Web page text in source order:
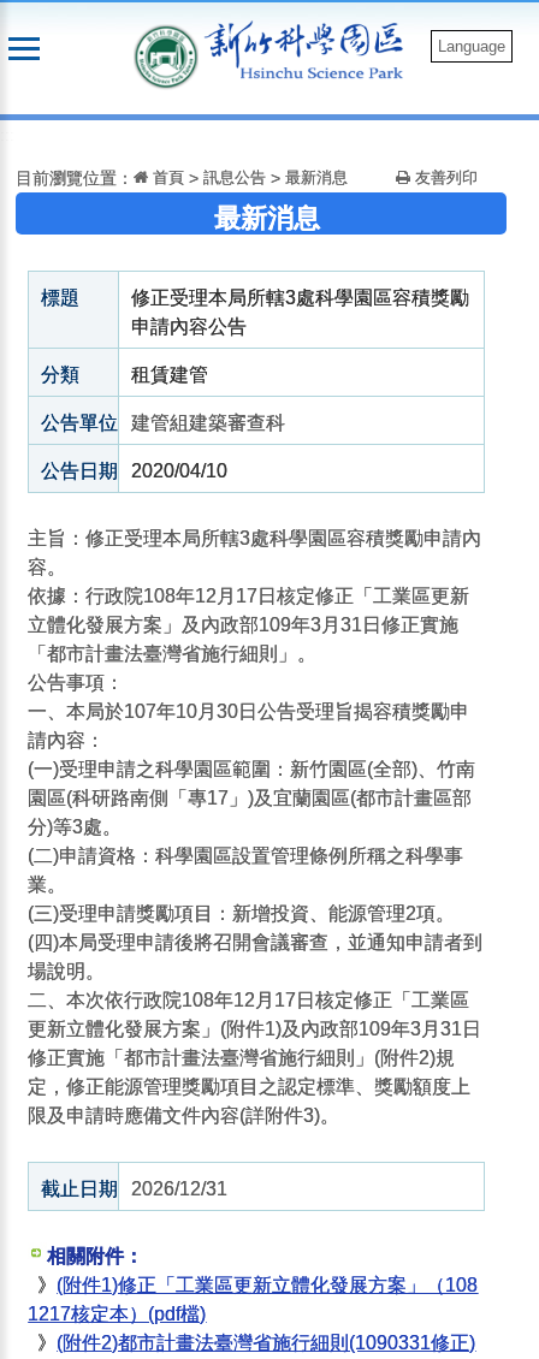
到
Language
目前瀏覽位置： 首頁 >訊息公告 >最新消息 友善列印
最新消息
標題
修正受理本局所轄3處科學園區容積獎勵
申請內容公告
分類 租賃建管
公告單位 建管組建築審查科
公告日期 2020/04/10
主旨：修正受理本局所轄3處科學園區容積獎勵申請內
容。
依據：行政院108年12月17日核定修正「工業區更新
立體化發展方案」及內政部109年3月31日修正實施
「都市計畫法臺灣省施行細則」。
公告事項：
一、本局於107年10月30日公告受理旨揭容積獎勵申
請內容：
(一)受理申請之科學園區範圍：新竹園區(全部)、竹南
園區(科研路南側「專17」)及宜蘭園區(都市計畫區部
分)等3處。
(二)申請資格：科學園區設置管理條例所稱之科學事
業。
(三)受理申請獎勵項目：新增投資、能源管理2項。
(四)本局受理申請後將召開會議審查，並通知申請者到
場說明。
二、本次依行政院108年12月17日核定修正「工業區
更新立體化發展方案」(附件1)及內政部109年3月31日
修正實施「都市計畫法臺灣省施行細則」(附件2)規
定，修正能源管理獎勵項目之認定標準、獎勵額度上
限及申請時應備文件內容(詳附件3)。
截止日期 2026/12/31
相關附件：
》 (附件1)修正「工業區更新立體化發展方案」（108
1217核定本）(pdf檔)
》 (附件2)都市計畫法臺灣省施行細則(1090331修正)